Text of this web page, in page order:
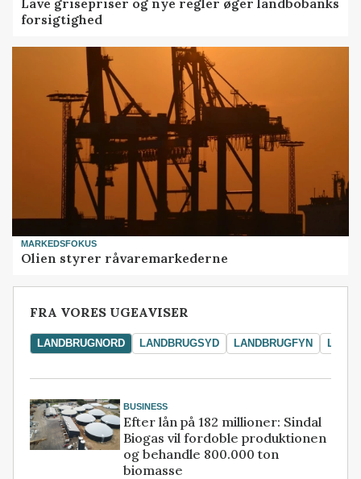
Lave grisepriser og nye regler øger landbobanks
forsigtighed
MARKEDSFOKUS
Olien styrer råvaremarkederne
FRA VORES UGEAVISER
LANDBRUGNORD LANDBRUGSYD LANDBRUGFYN
BUSINESS
Efter lån på 182 millioner: Sindal
Biogas vil fordoble produktionen
og behandle 800.000 ton
biomasse